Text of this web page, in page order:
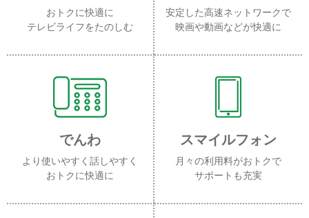
おトクに快適に
テレビライフをたのしむ
安定した高速ネットワークで
映画や動画などが快適に
でんわ
より使いやすく話しやすく
おトクに快適に
スマイルフォン
月々の利用料がおトクで
サポートも充実